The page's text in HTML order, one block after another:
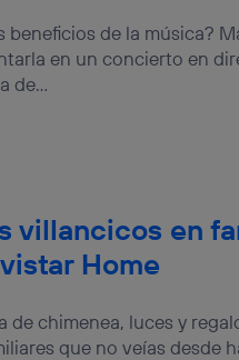
beneficios de la música?
en un concierto en
de...
villancicos en
Home
de chimenea, luces y
que no veías desde
de los miembros del
ya que se basará
“Administrar Utiq” en la